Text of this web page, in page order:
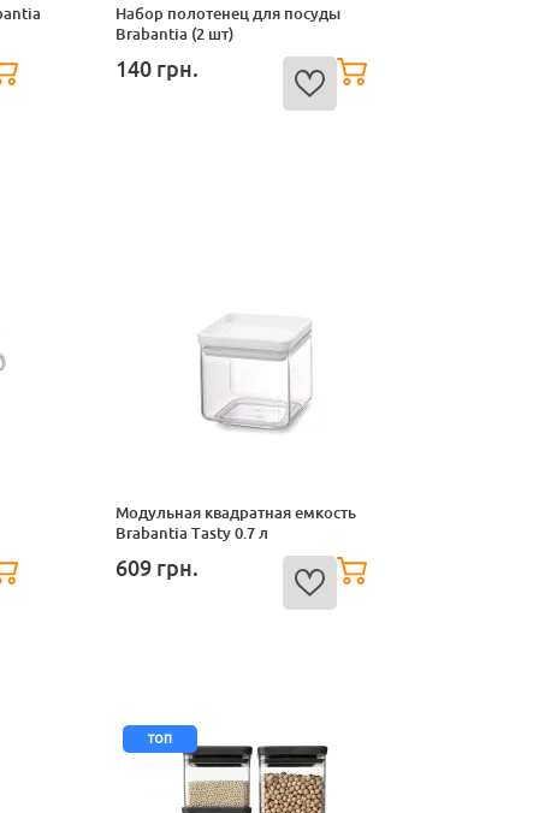
Набор полотенец для посуды
Brabantia (2 шт)
140 грн.
Модульная квадратная емкость
Brabantia Tasty 0.7 л
609 грн.
топ